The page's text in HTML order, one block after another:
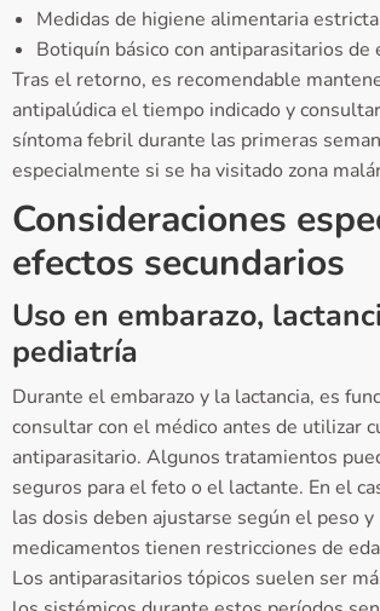
Medidas de higiene alimentaria
Botiquín básico con antiparasitarios de
Tras el retorno, es recomendable
antipalúdica el tiempo indicado y
síntoma febril durante las primeras
especialmente si se ha visitado zona
Consideraciones
efectos secundarios
Uso en embarazo,
pediatría
Durante el embarazo y la lactancia, es
consultar con el médico antes de utilizar
antiparasitario. Algunos tratamientos
seguros para el feto o el lactante. En el
las dosis deben ajustarse según el peso
medicamentos tienen restricciones de
Los antiparasitarios tópicos suelen ser